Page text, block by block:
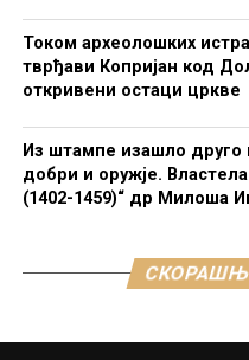
Током археолошких
тврђави Копријан код
откривени остаци цркве
Из штампе изашло
добри и оружје.
(1402-1459)“ др Милоша